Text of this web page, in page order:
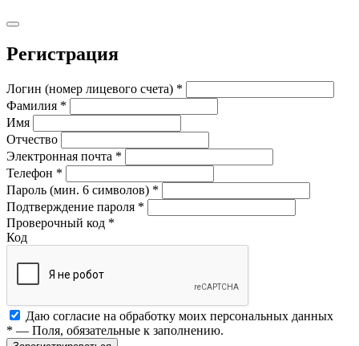
Регистрация
Логин (номер лицевого счета) *
Фамилия *
Имя
Отчество
Электронная почта *
Телефон *
Пароль (мин. 6 символов) *
Подтверждение пароля *
Проверочный код *
Код
Даю согласие на обработку моих персональных данных
* — Поля, обязательные к заполнению.